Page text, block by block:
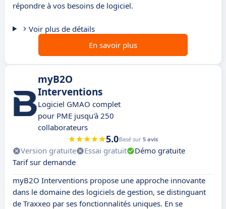
répondre à vos besoins de logiciel.
Voir plus de détails
En savoir plus
myB2O
Interventions
Logiciel GMAO complet
pour PME jusqu'à 250
collaborateurs
5.0Basé sur 5 avis
Version gratuite Essai gratuit
Démo gratuite
Tarif sur demande
myB2O Interventions propose une approche innovante
dans le domaine des logiciels de gestion, se distinguant
de Traxxeo par ses fonctionnalités uniques. En se